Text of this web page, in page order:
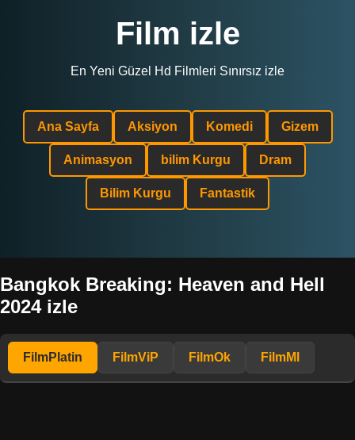
Film izle
En Yeni Güzel Hd Filmleri Sınırsız izle
Ana Sayfa Aksiyon Komedi Gizem
Animasyon bilim Kurgu Dram
Bilim Kurgu Fantastik
Bangkok Breaking: Heaven and Hell
2024 izle
FilmPlatin FilmViP FilmOk FilmMl